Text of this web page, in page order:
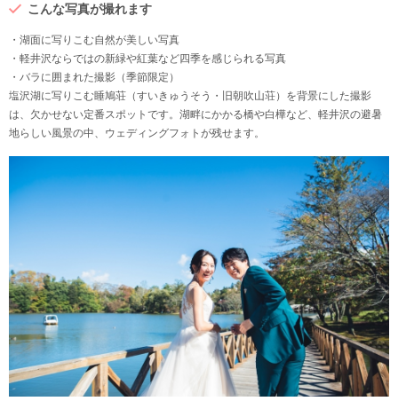
こんな写真が撮れます
・湖面に写りこむ自然が美しい写真
・軽井沢ならではの新緑や紅葉など四季を感じられる写真
・バラに囲まれた撮影（季節限定）
塩沢湖に写りこむ睡鳩荘（すいきゅうそう・旧朝吹山荘）を背景にした撮影
は、欠かせない定番スポットです。湖畔にかかる橋や白樺など、軽井沢の避暑
地らしい風景の中、ウェディングフォトが残せます。